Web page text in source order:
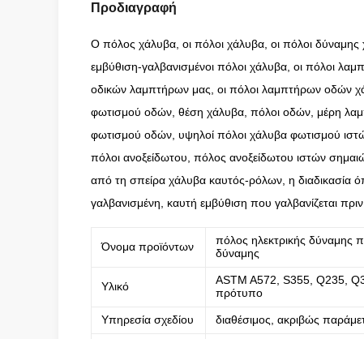
Προδιαγραφή
Ο πόλος χάλυβα, οι πόλοι χάλυβα, οι πόλοι
εμβύθιση-γαλβανισμένοι πόλοι χάλυβα, οι πόλοι
οδικών λαμπτήρων μας, οι πόλοι λαμπτήρων οδών
φωτισμού οδών, θέση χάλυβα, πόλοι οδών, μέρη
φωτισμού οδών, υψηλοί πόλοι χάλυβα φωτισμού
πόλοι ανοξείδωτου, πόλος ανοξείδωτου ιστών
από τη σπείρα χάλυβα καυτός-ρόλων, η διαδικασία
γαλβανισμένη, καυτή εμβύθιση που γαλβανίζεται
Όνομα προϊόντων
πόλος ηλεκτρικής δύναμης
δύναμης
Υλικό
ASTM A572, S355, Q235,
πρότυπο
Υπηρεσία σχεδίου διαθέσιμος, ακριβώς